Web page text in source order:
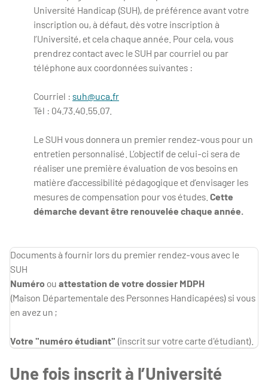
Université Handicap (SUH), de préférence avant votre
inscription ou, à défaut, dès votre inscription à
l’Université, et cela chaque année. Pour cela, vous
prendrez contact avec le SUH par courriel ou par
téléphone aux coordonnées suivantes :
Courriel : suh@uca.fr
Tél : 04.73.40.55.07.
Le SUH vous donnera un premier rendez-vous pour un
entretien personnalisé. L’objectif de celui-ci sera de
réaliser une première évaluation de vos besoins en
matière d’accessibilité pédagogique et d’envisager les
mesures de compensation pour vos études. Cette
démarche devant être renouvelée chaque année.
Documents à fournir lors du premier rendez-vous avec le
SUH
Numéro ou attestation de votre dossier MDPH
(Maison Départementale des Personnes Handicapées) si vous
en avez un ;
Votre "numéro étudiant" (inscrit sur votre carte d'étudiant).
Une fois inscrit à l’Université